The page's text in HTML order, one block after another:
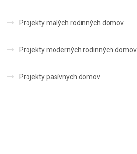
Projekty malých rodinných domov
Projekty moderných rodinných domov
Projekty pasívnych domov